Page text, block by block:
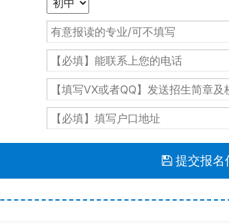
提交报名